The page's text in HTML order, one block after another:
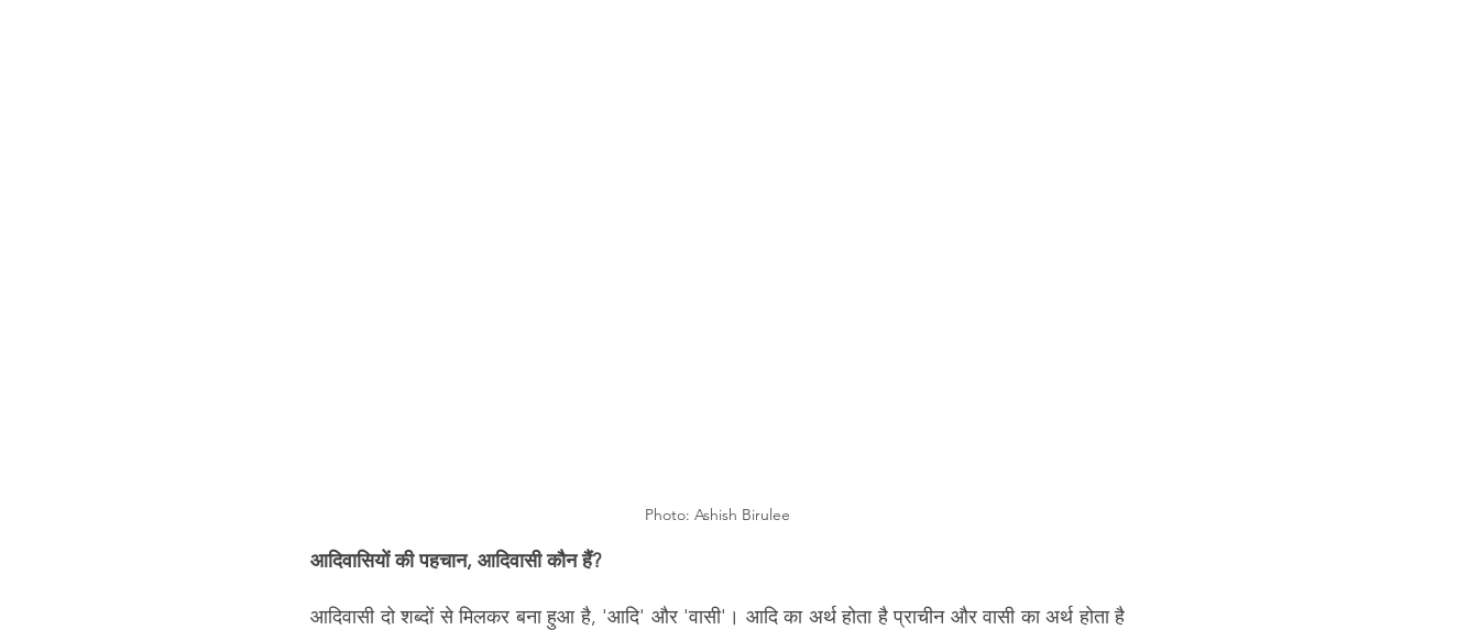
Photo: Ashish Birulee
आदिवासियों की पहचान, आदिवासी कौन हैं?
आदिवासी दो शब्दों से मिलकर बना हुआ है, 'आदि' और 'वासी'। आदि का अर्थ होता है प्राचीन और वासी का अर्थ होता है